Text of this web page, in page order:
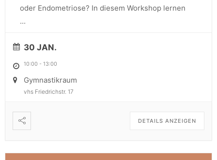
oder Endometriose? In diesem Workshop lernen
...
30 JAN.
10:00 - 13:00
Gymnastikraum
vhs Friedrichstr. 17
DETAILS ANZEIGEN